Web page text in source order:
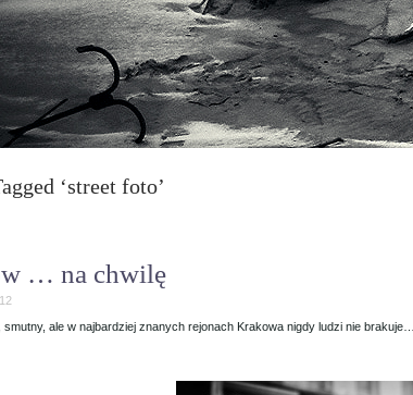
‘street foto’
… na chwilę
ale w najbardziej znanych rejonach Krakowa nigdy ludzi nie brakuje…